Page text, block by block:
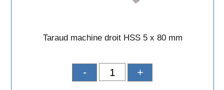
Taraud machine droit HSS 5 x 80 mm
- +